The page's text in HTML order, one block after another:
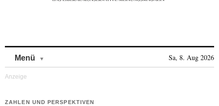
Menü Sa, 8. Aug 2026
ZAHLEN UND PERSPEKTIVEN